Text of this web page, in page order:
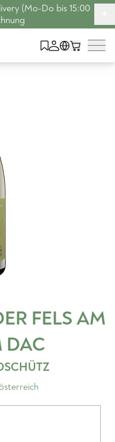
(Mo-Do bis 15:00
FELS AM
DAC